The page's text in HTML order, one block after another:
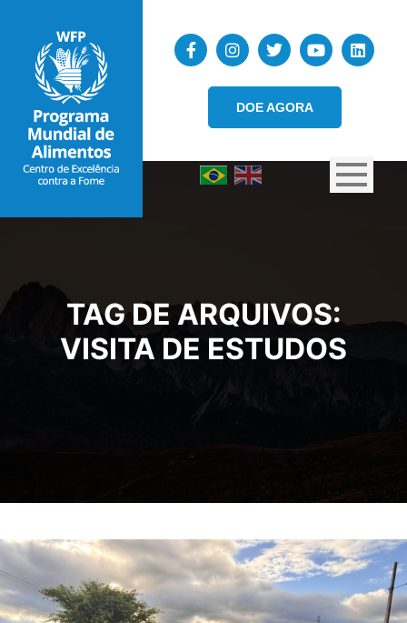
DOE AGORA
TAG DE ARQUIVOS:
VISITA DE ESTUDOS